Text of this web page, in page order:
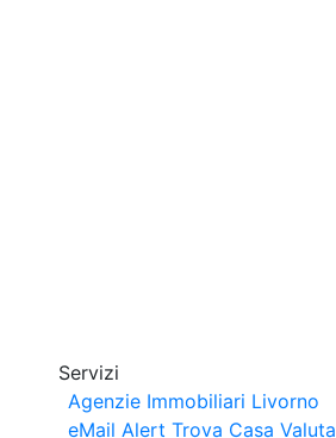
Servizi
Agenzie Immobiliari Livorno
eMail Alert Trova Casa Valuta